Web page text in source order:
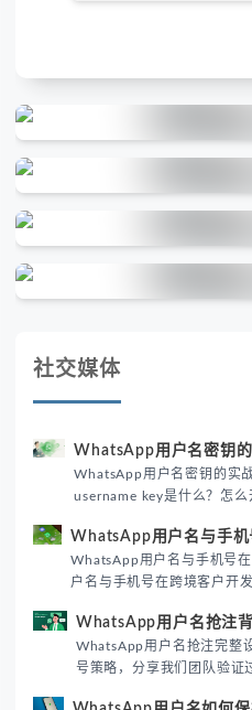
社交媒体
WhatsApp用户名密钥
WhatsApp用户名密钥的实
username key是什么？怎
境团队高效触达目标客户。
WhatsApp用户名与手机
WhatsApp用户名与手机号
户名与手机号在跨境客户开
际差异，帮助团队优化
WhatsApp用户名抢注
WhatsApp用户名抢注完整
号策略，分享我们团队验证